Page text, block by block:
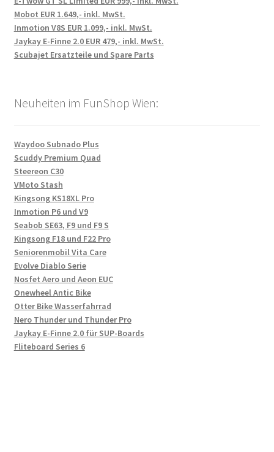
Mobot EUR 1.649,- inkl. MwSt.
Inmotion V8S EUR 1.099,- inkl. MwSt.
Jaykay E-Finne 2.0 EUR 479,- inkl. MwSt.
Scubajet Ersatzteile und Spare Parts
Neuheiten im FunShop Wien:
Waydoo Subnado Plus
Scuddy Premium Quad
Steereon C30
VMoto Stash
Kingsong KS18XL Pro
Inmotion P6 und V9
Seabob SE63, F9 und F9 S
Kingsong F18 und F22 Pro
Seniorenmobil Vita Care
Evolve Diablo Serie
Nosfet Aero und Aeon EUC
Onewheel Antic Bike
Otter Bike Wasserfahrrad
Nero Thunder und Thunder Pro
Jaykay E-Finne 2.0 für SUP-Boards
Fliteboard Series 6